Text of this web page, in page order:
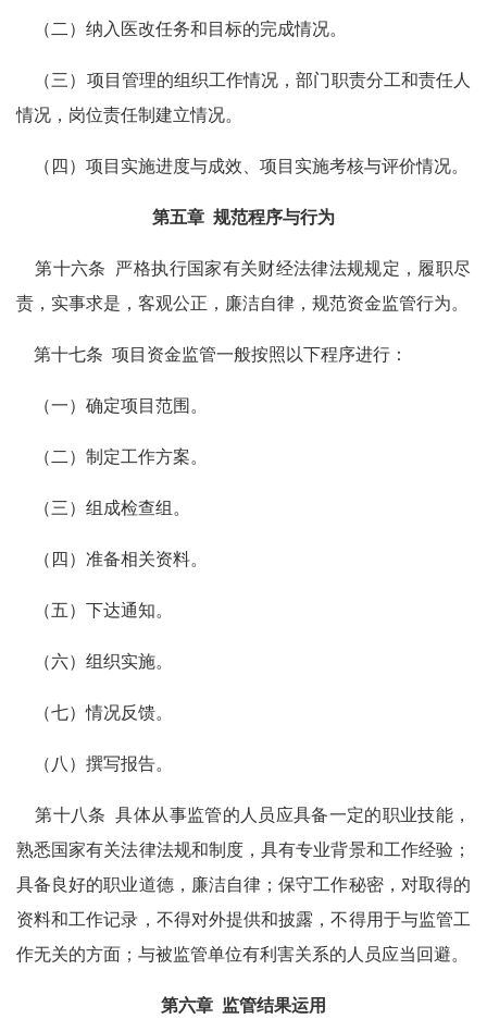
（二）纳入医改任务和目标的完成情况。
（三）项目管理的组织工作情况，部门职责分工和责任人
情况，岗位责任制建立情况。
（四）项目实施进度与成效、项目实施考核与评价情况。
第五章 规范程序与行为
第十六条
严格执行国家有关财经法律法规规定，履职尽
责，实事求是，客观公正，廉洁自律，规范资金监管行为。
第十七条 项目资金监管一般按照以下程序进行：
（一）确定项目范围。
（二）制定工作方案。
（三）组成检查组。
（四）准备相关资料。
（五）下达通知。
（六）组织实施。
（七）情况反馈。
（八）撰写报告。
第十八条
具体从事监管的人员应具备一定的职业技能，
熟悉国家有关法律法规和制度，具有专业背景和工作经验；
具备良好的职业道德，廉洁自律；保守工作秘密，对取得的
资料和工作记录，不得对外提供和披露，不得用于与监管工
作无关的方面；与被监管单位有利害关系的人员应当回避。
第六章 监管结果运用